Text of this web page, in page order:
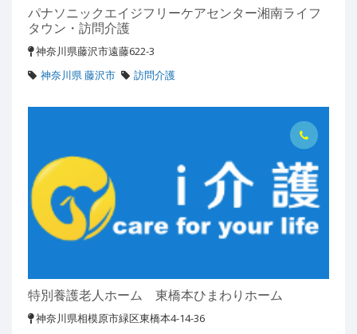
パナソニックエイジフリーケアセンター湘南ライフ
タウン・訪問介護
神奈川県藤沢市遠藤622-3
神奈川県 藤沢市
訪問介護
特別養護老人ホーム 東橋本ひまわりホーム
神奈川県相模原市緑区東橋本4-14-36